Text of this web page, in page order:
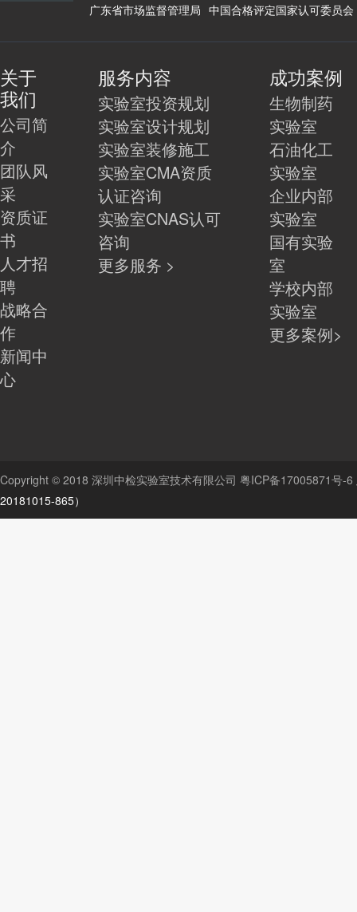
广东省市场监督管理局 中国合格评定国家认可委员会
关于
我们
公司简
介
团队风
采
资质证
书
人才招
聘
战略合
作
新闻中
心
服务内容
实验室投资规划
实验室设计规划
实验室装修施工
实验室CMA资质
认证咨询
实验室CNAS认可
咨询
更多服务 >
成功案例
生物制药
实验室
石油化工
实验室
企业内部
实验室
国有实验
室
学校内部
实验室
更多案例>
Copyright © 2018 深圳中检实验室技术有限公司 粤ICP备17005871号-6
20181015-865）